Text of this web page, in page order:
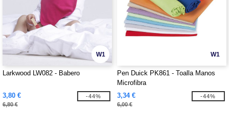
W1
Larkwood LW082 - Babero
3,80 €
6,80 €
-44%
W1
Pen Duick PK861 - Toalla Manos
Microfibra
3,34 €
6,00 €
-44%